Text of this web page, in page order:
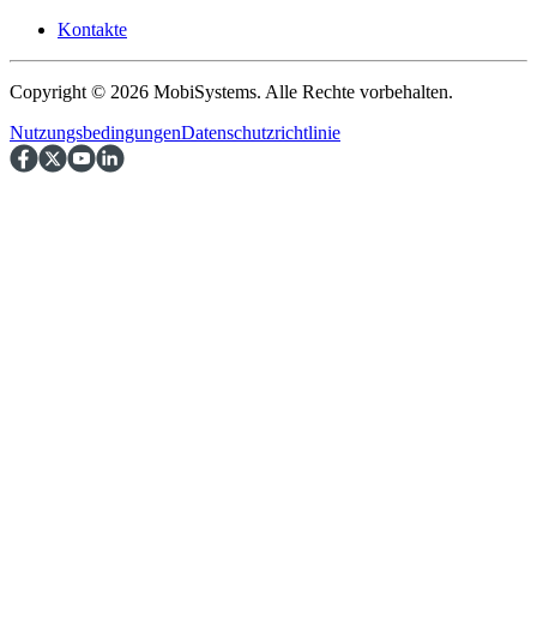
Kontakte
Copyright © 2026 MobiSystems. Alle Rechte vorbehalten.
NutzungsbedingungenDatenschutzrichtlinie